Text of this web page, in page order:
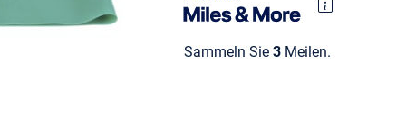
Sammeln Sie 3Meilen.